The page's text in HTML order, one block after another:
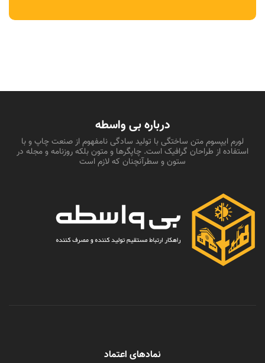
درباره بی واسطه
لورم ایپسوم متن ساختگی با تولید سادگی نامفهوم از صنعت چاپ و با
استفاده از طراحان گرافیک است. چاپگرها و متون بلکه روزنامه و مجله در
ستون و سطرآنچنان که لازم است
نمادهای اعتماد